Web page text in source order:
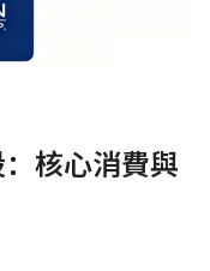
核心消費與